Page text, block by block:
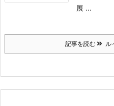
展 ...
記事を読む ル